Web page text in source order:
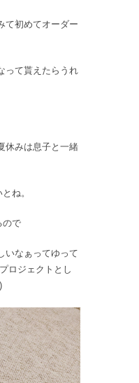
て初めてオーダー
って貰えたらうれ
休みは息子と一緒
ね。
ので
いなぁってゆって
ロジェクトとし